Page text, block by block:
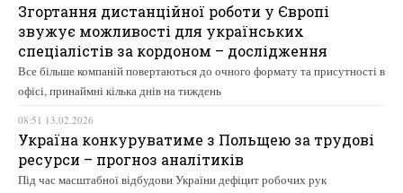
Згортання дистанційної роботи у Європі
звужує можливості для українських
спеціалістів за кордоном – дослідження
Все більше компаній повертаються до очного формату та присутності в
офісі, принаймні кілька днів на тиждень
08:51 13.02.2026
Україна конкуруватиме з Польщею за трудові
ресурси – прогноз аналітиків
Під час масштабної відбудови України дефіцит робочих рук